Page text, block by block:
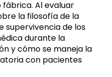
Al evaluar
la filosofía de la
supervivencia de los
durante la
y cómo se maneja la
con pacientes